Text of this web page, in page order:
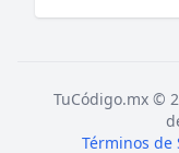
TuCódigo.mx ©
Términos de